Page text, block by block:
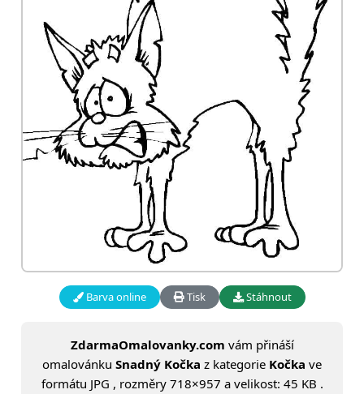
Barva online Tisk Stáhnout
ZdarmaOmalovanky.com vám přináší
omalovánku Snadný Kočka z kategorie Kočka ve
formátu JPG , rozměry 718×957 a velikost: 45 KB .